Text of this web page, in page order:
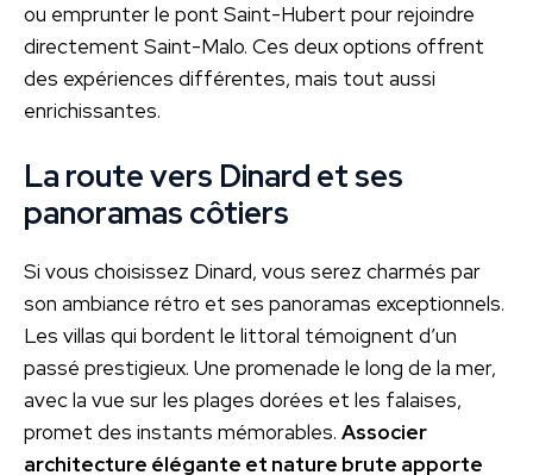
ou emprunter le pont Saint-Hubert pour rejoindre
directement Saint-Malo. Ces deux options offrent
des expériences différentes, mais tout aussi
enrichissantes.
La route vers Dinard et ses
panoramas côtiers
Si vous choisissez Dinard, vous serez charmés par
son ambiance rétro et ses panoramas exceptionnels.
Les villas qui bordent le littoral témoignent d’un
passé prestigieux. Une promenade le long de la mer,
avec la vue sur les plages dorées et les falaises,
promet des instants mémorables. Associer
architecture élégante et nature brute apporte